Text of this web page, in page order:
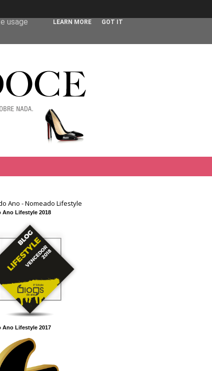
Ano - Nomeado Lifestyle
Ano Lifestyle 2018
Ano Lifestyle 2017
usage
LEARN MORE GOT IT